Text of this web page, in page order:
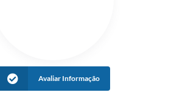
Avaliar Informação